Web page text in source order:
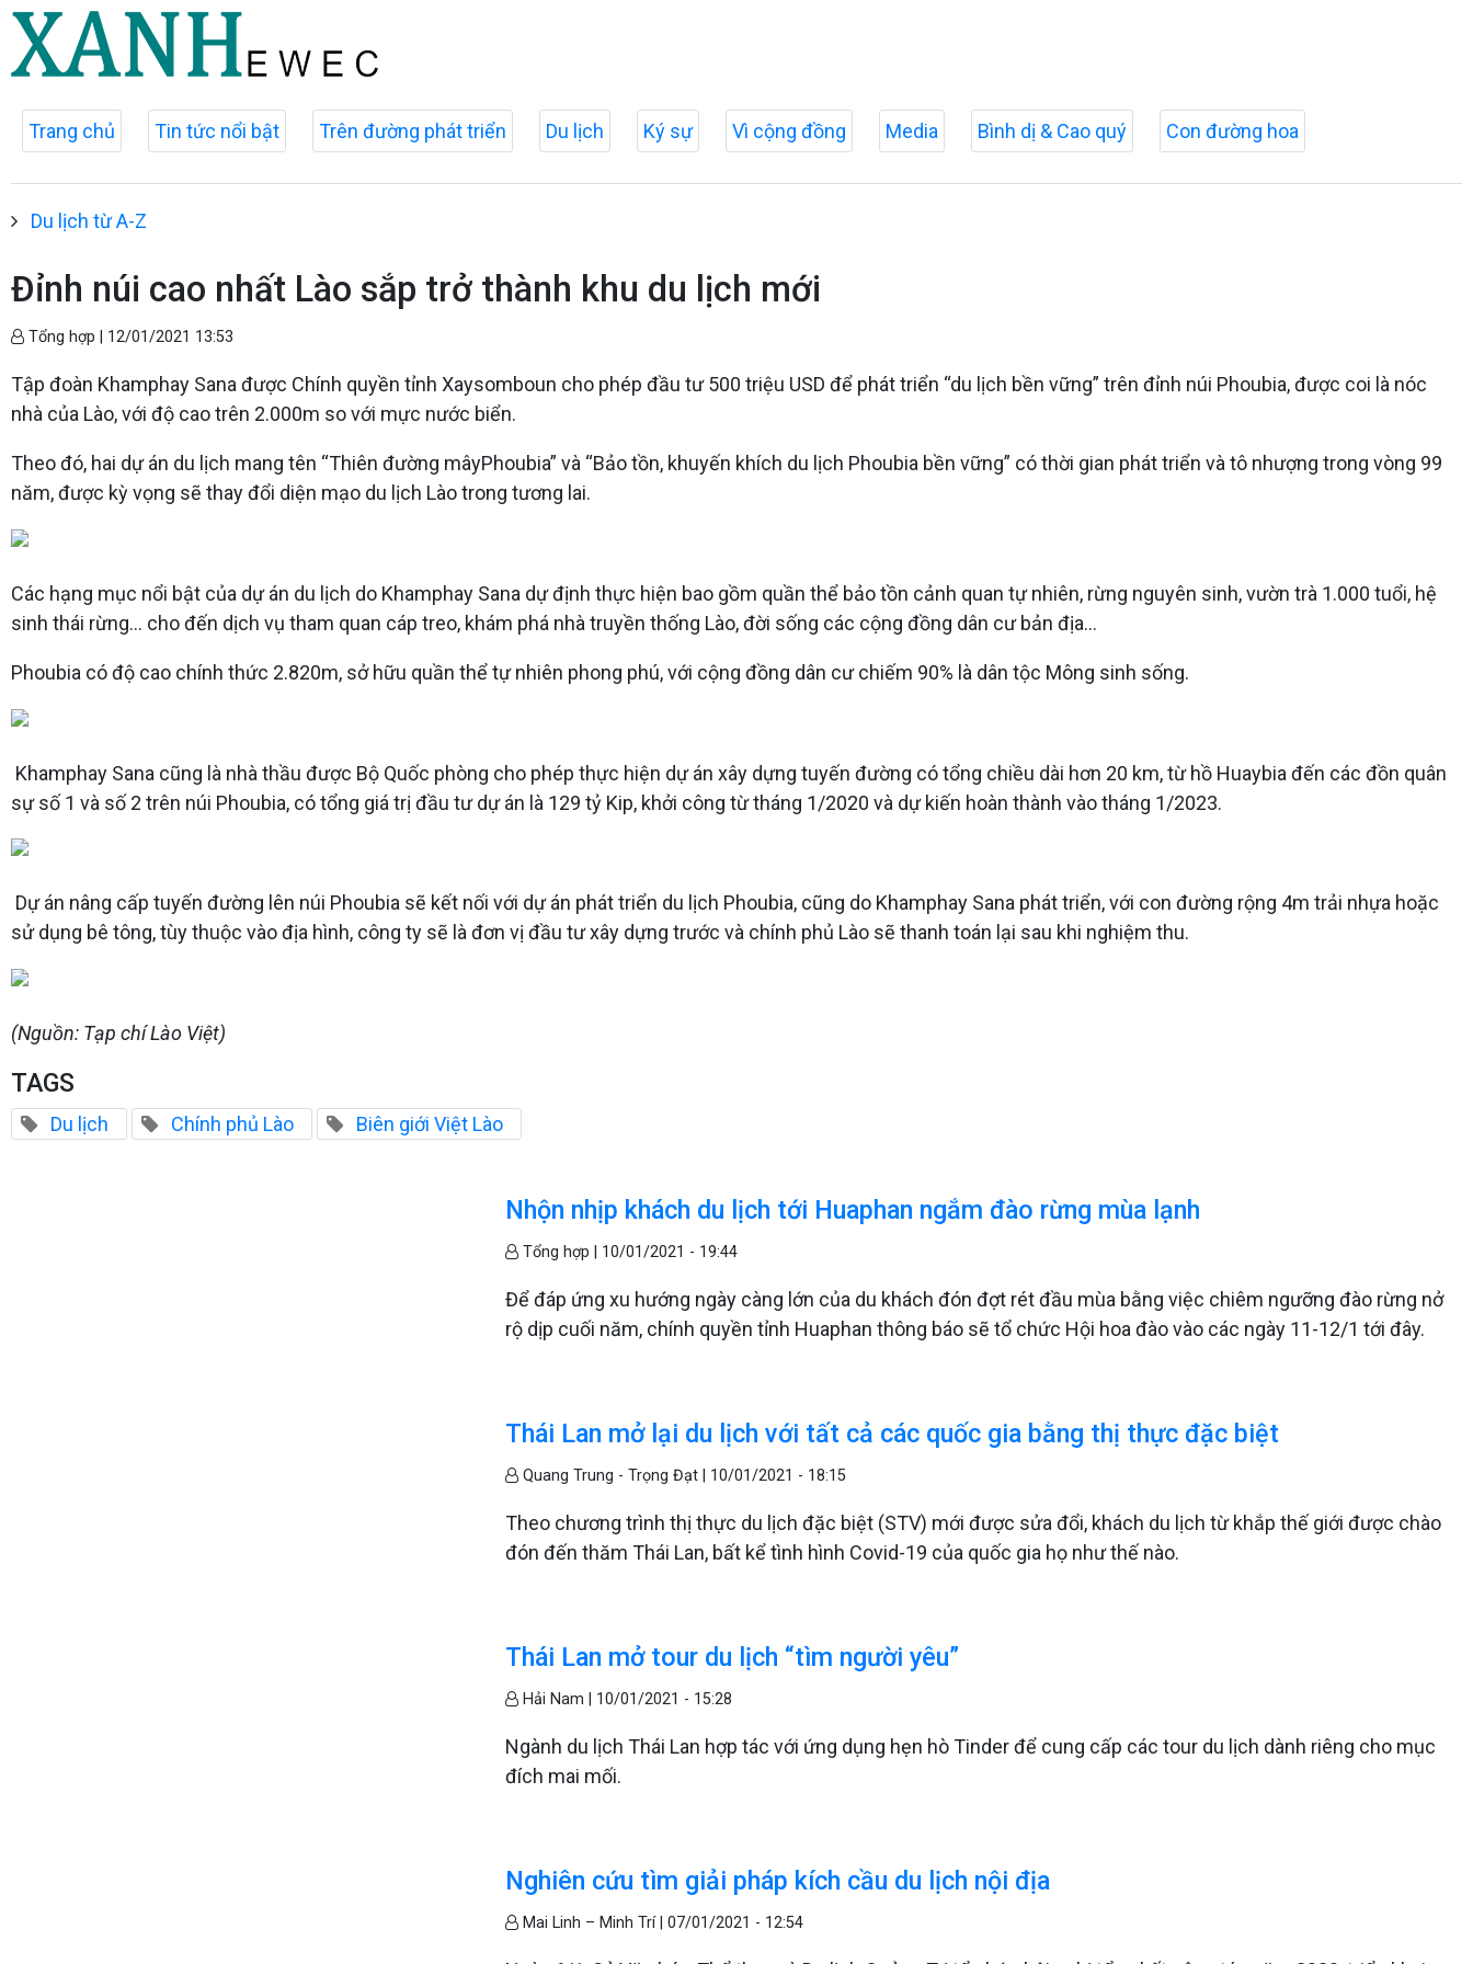
Trang chủ Tin tức nổi bật Trên đường phát triển Du lịch Ký sự Vì cộng đồng Media Bình dị & Cao quý Con đường hoa
Du lịch từ A-Z
Đỉnh núi cao nhất Lào sắp trở thành khu du lịch mới
Tổng hợp | 12/01/2021 13:53
Tập đoàn Khamphay Sana được Chính quyền tỉnh Xaysomboun cho phép đầu tư 500 triệu USD để phát triển “du lịch bền vững” trên đỉnh núi Phoubia, được coi là nóc
nhà của Lào, với độ cao trên 2.000m so với mực nước biển.
Theo đó, hai dự án du lịch mang tên “Thiên đường mâyPhoubia” và “Bảo tồn, khuyến khích du lịch Phoubia bền vững” có thời gian phát triển và tô nhượng trong vòng 99
năm, được kỳ vọng sẽ thay đổi diện mạo du lịch Lào trong tương lai.
Các hạng mục nổi bật của dự án du lịch do Khamphay Sana dự định thực hiện bao gồm quần thể bảo tồn cảnh quan tự nhiên, rừng nguyên sinh, vườn trà 1.000 tuổi, hệ
sinh thái rừng… cho đến dịch vụ tham quan cáp treo, khám phá nhà truyền thống Lào, đời sống các cộng đồng dân cư bản địa…
Phoubia có độ cao chính thức 2.820m, sở hữu quần thể tự nhiên phong phú, với cộng đồng dân cư chiếm 90% là dân tộc Mông sinh sống.
Khamphay Sana cũng là nhà thầu được Bộ Quốc phòng cho phép thực hiện dự án xây dựng tuyến đường có tổng chiều dài hơn 20 km, từ hồ Huaybia đến các đồn quân
sự số 1 và số 2 trên núi Phoubia, có tổng giá trị đầu tư dự án là 129 tỷ Kip, khởi công từ tháng 1/2020 và dự kiến hoàn thành vào tháng 1/2023.
Dự án nâng cấp tuyến đường lên núi Phoubia sẽ kết nối với dự án phát triển du lịch Phoubia, cũng do Khamphay Sana phát triển, với con đường rộng 4m trải nhựa hoặc
sử dụng bê tông, tùy thuộc vào địa hình, công ty sẽ là đơn vị đầu tư xây dựng trước và chính phủ Lào sẽ thanh toán lại sau khi nghiệm thu.
(Nguồn: Tạp chí Lào Việt)
TAGS
Du lịch Chính phủ Lào Biên giới Việt Lào
Nhộn nhịp khách du lịch tới Huaphan ngắm đào rừng mùa lạnh
Tổng hợp | 10/01/2021 - 19:44
Để đáp ứng xu hướng ngày càng lớn của du khách đón đợt rét đầu mùa bằng việc chiêm ngưỡng đào rừng nở
rộ dịp cuối năm, chính quyền tỉnh Huaphan thông báo sẽ tổ chức Hội hoa đào vào các ngày 11-12/1 tới đây.
Thái Lan mở lại du lịch với tất cả các quốc gia bằng thị thực đặc biệt
Quang Trung - Trọng Đạt | 10/01/2021 - 18:15
Theo chương trình thị thực du lịch đặc biệt (STV) mới được sửa đổi, khách du lịch từ khắp thế giới được chào
đón đến thăm Thái Lan, bất kể tình hình Covid-19 của quốc gia họ như thế nào.
Thái Lan mở tour du lịch “tìm người yêu”
Hải Nam | 10/01/2021 - 15:28
Ngành du lịch Thái Lan hợp tác với ứng dụng hẹn hò Tinder để cung cấp các tour du lịch dành riêng cho mục
đích mai mối.
Nghiên cứu tìm giải pháp kích cầu du lịch nội địa
Mai Linh – Minh Trí |07/01/2021 - 12:54